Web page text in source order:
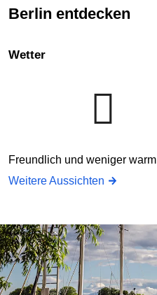
Berlin entdecken
Wetter
Freundlich und weniger warm
Weitere Aussichten